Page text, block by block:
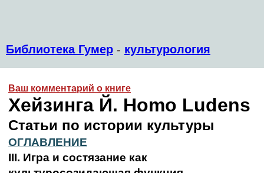
Библиотека Гумер - культурология
Ваш комментарий о книге
Хейзинга Й. Homo Ludens
Статьи по истории культуры
ОГЛАВЛЕНИЕ
III. Игра и состязание как